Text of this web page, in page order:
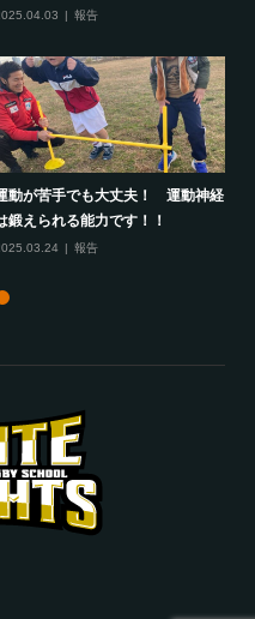
報告
動が苦手でも大丈夫！ 運動神経
鍛えられる能力です！！
報告